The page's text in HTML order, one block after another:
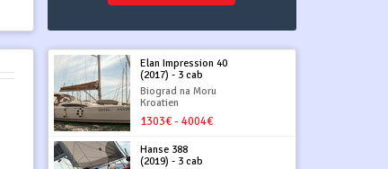
Elan Impression 40
(2017) - 3 cab
Biograd na Moru
Kroatien
1303€ - 4004€
Hanse 388
(2019) - 3 cab